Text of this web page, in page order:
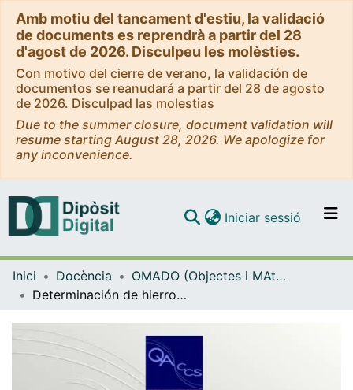
Amb motiu del tancament d'estiu, la validació
de documents es reprendrà a partir del 28
d'agost de 2026. Disculpeu les molèsties.
Con motivo del cierre de verano, la validación de
documentos se reanudará a partir del 28 de agosto
de 2026. Disculpad las molestias
Due to the summer closure, document validation will
resume starting August 28, 2026. We apologize for
any inconvenience.
Navega per tot el DD
Contacte
Iniciar sessió (current)
Inici Docència
OMADO (Objectes i MAterials DOcents)
Determinación de hierro en una muestra sólida con dicromato de potasio